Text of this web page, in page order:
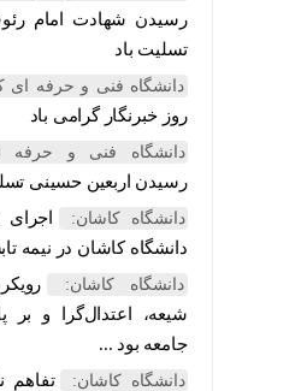
رسیدن شهادت امام رئوف
تسلیت باد
دانشگاه فنی و حرفه ای
روز خبرنگار گرامی باد
دانشگاه فنی و حرفه ای
رسیدن اربعین حسینی تسلیت باد
دانشگاه کاشان: اجرای
دانشگاه کاشان در نیمه تابستان
دانشگاه کاشان: رویکرد
شیعه، اعتدال‌گرا و بر پایه
جامعه بود ...
دانشگاه کاشان: تفاهم نامه